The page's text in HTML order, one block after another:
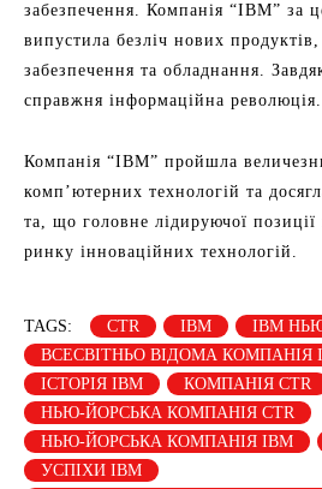
забезпечення. Компанія “IBM” за
випустила безліч нових
забезпечення та обладнання.
справжня інформаційна революція.
Компанія “IBM” пройшла
комп’ютерних технологій та
та, що головне лідируючої
ринку інноваційних технологій.
TAGS: CTR IBM
IBM
ВСЕСВІТНЬО ВІДОМА КОМПАНІЯ
ІСТОРІЯ IBM
КОМПАНІЯ CTR
НЬЮ-ЙОРСЬКА КОМПАНІЯ CTR
НЬЮ-ЙОРСЬКА КОМПАНІЯ IBM
УСПІХИ IBM